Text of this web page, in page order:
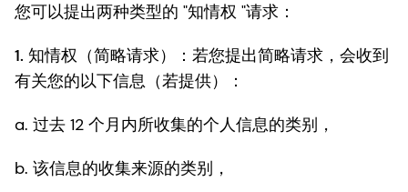
您可以提出两种类型的 "知情权 "请求：
1. 知情权（简略请求）
：若您提出简略请求，会收到
有关您的以下信息（若提供）：
a. 过去 12 个月内所收集的个人信息的类别，
b. 该信息的收集来源的类别，